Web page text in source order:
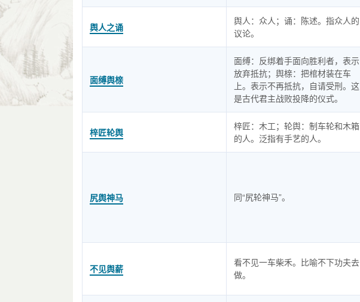
舆人之诵
舆人：众人；诵：陈述。指众人的
议论。
面缚舆榇
面缚：反绑着手面向胜利者，表示
放弃抵抗；舆榇：把棺材装在车
上。表示不再抵抗，自请受刑。这
是古代君主战败投降的仪式。
梓匠轮舆
梓匠：木工；轮舆：制车轮和木箱
的人。泛指有手艺的人。
尻舆神马 同“尻轮神马”。
不见舆薪
看不见一车柴禾。比喻不下功夫去
做。